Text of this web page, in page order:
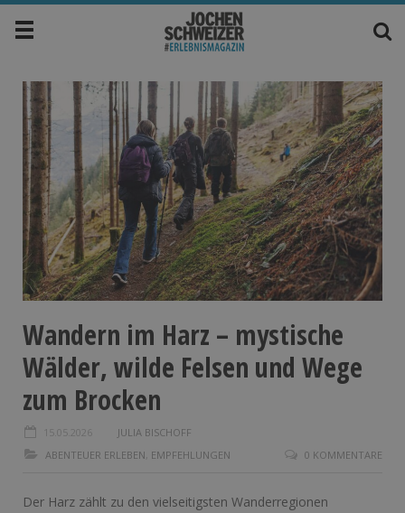
Wandern im Harz – mystische
Wälder, wilde Felsen und Wege
zum Brocken
15.05.2026
JULIA BISCHOFF
ABENTEUER ERLEBEN EMPFEHLUNGEN 0 KOMMENTARE
Der Harz zählt zu den vielseitigsten Wanderregionen